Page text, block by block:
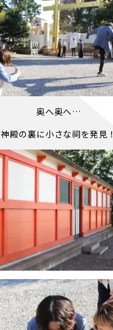
奥へ奥へ…
神殿の裏に小さな祠を発見！